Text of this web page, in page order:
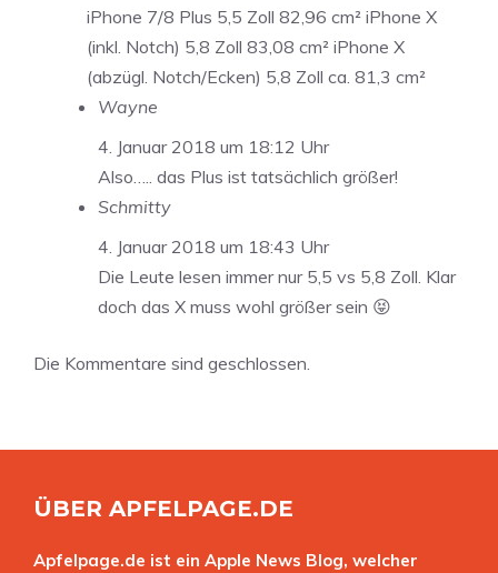
iPhone 7/8 Plus 5,5 Zoll 82,96 cm² iPhone X
(inkl. Notch) 5,8 Zoll 83,08 cm² iPhone X
(abzügl. Notch/Ecken) 5,8 Zoll ca. 81,3 cm²
Wayne
4. Januar 2018 um 18:12 Uhr
Also….. das Plus ist tatsächlich größer!
Schmitty
4. Januar 2018 um 18:43 Uhr
Die Leute lesen immer nur 5,5 vs 5,8 Zoll. Klar
doch das X muss wohl größer sein 😝
Die Kommentare sind geschlossen.
ÜBER APFELPAGE.DE
Apfelpage.de ist ein Apple News Blog, welcher